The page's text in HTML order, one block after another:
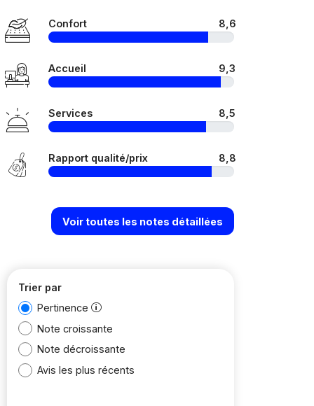
Confort 8,6
Accueil 9,3
Services 8,5
Rapport qualité/prix 8,8
Voir toutes les notes détaillées
Trier par
Pertinence
Note croissante
Note décroissante
Avis les plus récents